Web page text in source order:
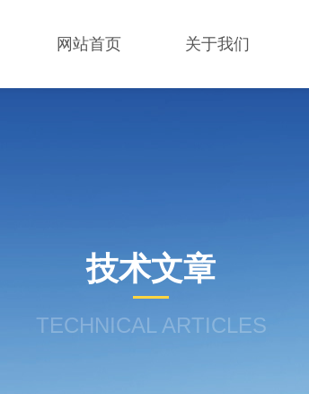
网站首页 关于我们
技术文章
TECHNICAL ARTICLES